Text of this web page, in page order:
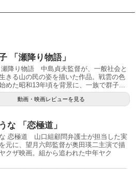
「瀬降り物語」
降り物語 中島貞夫監督が、一般社会と
きる山の民の姿を描いた作品。戦雲の色
めた昭和13年頃を背景に、一族で群子...
動画・映画レビューを見る
な 「恋極道」
恋極道 山口組顧問弁護士が担当した実
元に、望月六郎監督が奥田瑛二主演で描
クザ映画。組から追われた中年ヤク